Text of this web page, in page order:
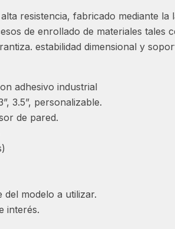
resistencia, fabricado mediante
de enrollado de materiales tales
estabilidad dimensional y
adhesivo industrial
3.5”, personalizable.
de pared.
del modelo a utilizar.
interés.